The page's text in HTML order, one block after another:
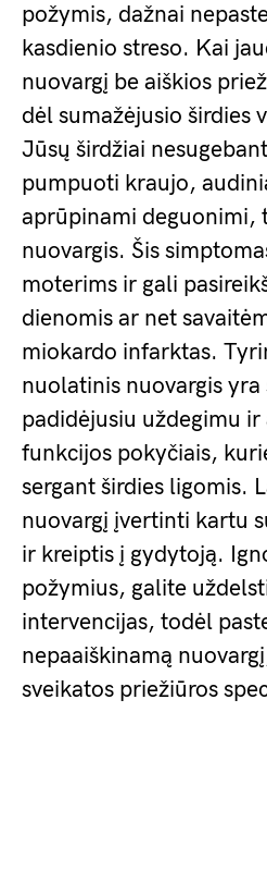
požymis, dažnai
kasdienio streso. Kai
nuovargį be aiškios
dėl sumažėjusio širdies
Jūsų širdžiai
pumpuoti kraujo,
aprūpinami deguonimi,
nuovargis. Šis
moterims ir gali
dienomis ar net
miokardo infarktas.
nuolatinis nuovargis yra
padidėjusiu uždegimu
funkcijos pokyčiais,
sergant širdies ligomis.
nuovargį įvertinti kartu
ir kreiptis į gydytoją.
požymius, galite
intervencijas, todėl
nepaaiškinamą
sveikatos priežiūros